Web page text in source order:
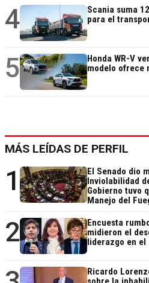
4
Scania suma
para el
5
Honda WR-V
modelo ofrece
MÁS LEÍDAS DE PERFIL
1
El Senado dio
Inviolabilidad
Gobierno tuvo
Manejo del
2
Encuesta
midieron el
liderazgo en el
Ricardo